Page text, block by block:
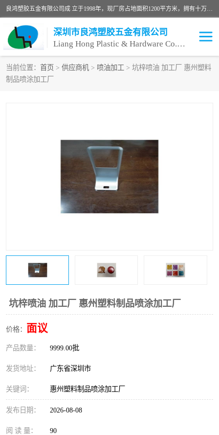
良鸿塑胶五金有限公司成 立于1998年，现厂房占地面积1200平方米，拥有十万级无尘车间，自动喷涂线1条，手动喷涂线2条，丝印移印滚印烫印拉线1条，本公司自建厂以来一直 以“顾客、品质、服务三个第一”为原则，从来货到处理、喷漆、烘烤、品检、包装等每一道工序都严格把持质量关，竭诚为广大朋友、客户服务。现如今已深得广 大客户信赖。
深圳市良鸿塑胶五金有限公司
Liang Hong Plastic & Hardware Co. Ltd
当前位置： 首页 > 供应商机 > 喷油加工 > 坑梓喷油 加工厂 惠州塑料
制品喷涂加工厂
坑梓喷油 加工厂 惠州塑料制品喷涂加工厂
价格： 面议
产品数量： 9999.00批
发货地址： 广东省深圳市
关键词： 惠州塑料制品喷涂加工厂
发布日期： 2026-08-08
阅 读 量： 90
喷油加工